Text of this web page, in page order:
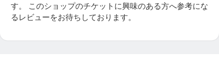
す。
このショップのチケットに興味のある方へ参考にな
るレビューをお待ちしております。